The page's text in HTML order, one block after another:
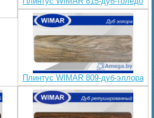
Плинтус WIMAR 809-дуб-эллора